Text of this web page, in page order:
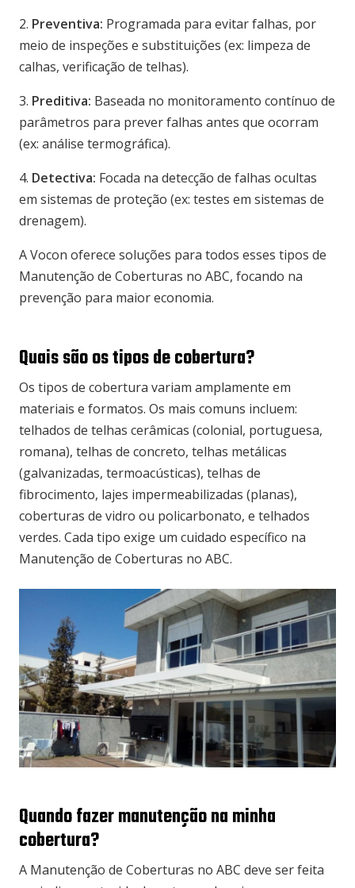
2. Preventiva: Programada para evitar falhas, por
meio de inspeções e substituições (ex: limpeza de
calhas, verificação de telhas).
3. Preditiva: Baseada no monitoramento contínuo de
parâmetros para prever falhas antes que ocorram
(ex: análise termográfica).
4. Detectiva: Focada na detecção de falhas ocultas
em sistemas de proteção (ex: testes em sistemas de
drenagem).
A Vocon oferece soluções para todos esses tipos de
Manutenção de Coberturas no ABC, focando na
prevenção para maior economia.
Quais são os tipos de cobertura?
Os tipos de cobertura variam amplamente em
materiais e formatos. Os mais comuns incluem:
telhados de telhas cerâmicas (colonial, portuguesa,
romana), telhas de concreto, telhas metálicas
(galvanizadas, termoacústicas), telhas de
fibrocimento, lajes impermeabilizadas (planas),
coberturas de vidro ou policarbonato, e telhados
verdes. Cada tipo exige um cuidado específico na
Manutenção de Coberturas no ABC.
Quando fazer manutenção na minha
cobertura?
A Manutenção de Coberturas no ABC deve ser feita